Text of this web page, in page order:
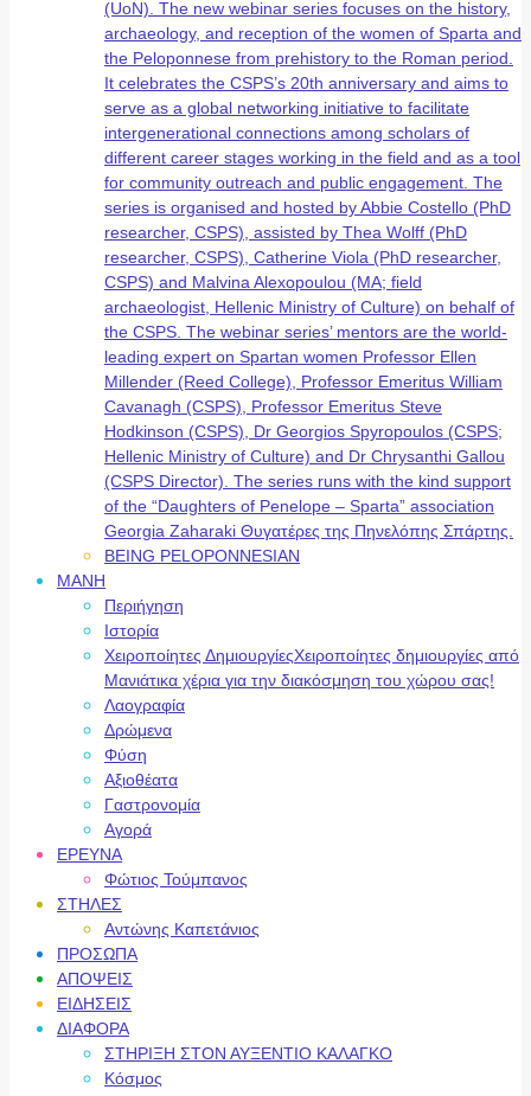
(UoN). The new webinar series focuses on the history,
archaeology, and reception of the women of Sparta and
the Peloponnese from prehistory to the Roman period.
It celebrates the CSPS’s 20th anniversary and aims to
serve as a global networking initiative to facilitate
intergenerational connections among scholars of
different career stages working in the field and as a tool
for community outreach and public engagement. The
series is organised and hosted by Abbie Costello (PhD
researcher, CSPS), assisted by Thea Wolff (PhD
researcher, CSPS), Catherine Viola (PhD researcher,
CSPS) and Malvina Alexopoulou (MA; field
archaeologist, Hellenic Ministry of Culture) on behalf of
the CSPS. The webinar series’ mentors are the world-
leading expert on Spartan women Professor Ellen
Millender (Reed College), Professor Emeritus William
Cavanagh (CSPS), Professor Emeritus Steve
Hodkinson (CSPS), Dr Georgios Spyropoulos (CSPS;
Hellenic Ministry of Culture) and Dr Chrysanthi Gallou
(CSPS Director). The series runs with the kind support
of the “Daughters of Penelope – Sparta” association
Georgia Zaharaki Θυγατέρες της Πηνελόπης Σπάρτης.
BEING PELOPONNESIAN
ΜΑΝΗ
Περιήγηση
Ιστορία
Χειροποίητες ΔημιουργίεςΧειροποίητες δημιουργίες από
Μανιάτικα χέρια για την διακόσμηση του χώρου σας!
Λαογραφία
Δρώμενα
Φύση
Αξιοθέατα
Γαστρονομία
Αγορά
ΕΡΕΥΝΑ
Φώτιος Τούμπανος
ΣΤΗΛΕΣ
Αντώνης Καπετάνιος
ΠΡΟΣΩΠΑ
ΑΠΟΨΕΙΣ
ΕΙΔΗΣΕΙΣ
ΔΙΑΦΟΡΑ
ΣΤΗΡΙΞΗ ΣΤΟΝ ΑΥΞΕΝΤΙΟ ΚΑΛΑΓΚΟ
Κόσμος